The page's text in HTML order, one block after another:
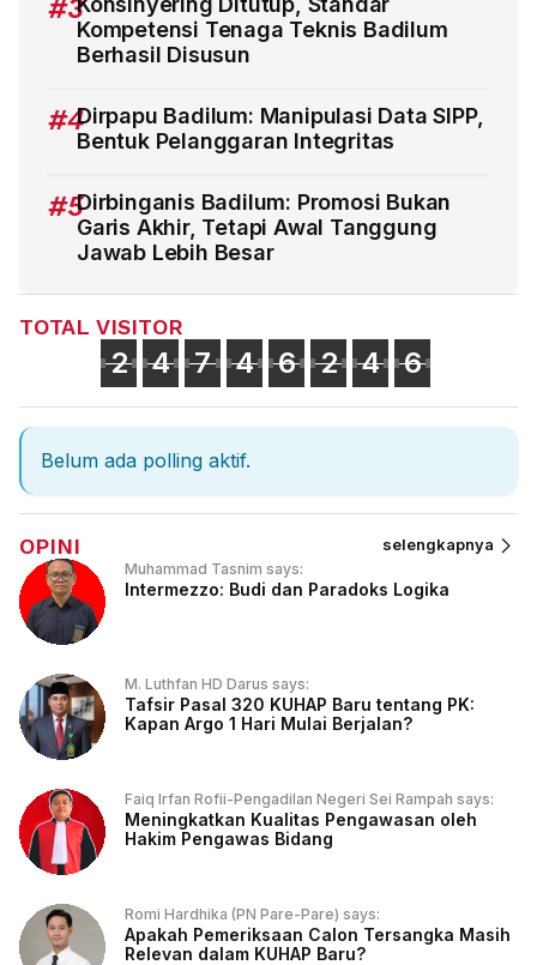
#3
Kompetensi Tenaga Teknis Badilum
Berhasil Disusun
#4Dirpapu Badilum: Manipulasi Data SIPP,
Bentuk Pelanggaran Integritas
#5Dirbinganis Badilum: Promosi Bukan
Garis Akhir, Tetapi Awal Tanggung
Jawab Lebih Besar
TOTAL VISITOR
2 4 7 4 6 2 4 6
Belum ada polling aktif.
OPINI selengkapnya
Muhammad Tasnim says:
Intermezzo: Budi dan Paradoks Logika
M. Luthfan HD Darus says:
Tafsir Pasal 320 KUHAP Baru tentang PK:
Kapan Argo 1 Hari Mulai Berjalan?
Faiq Irfan Rofii-Pengadilan Negeri Sei Rampah says:
Meningkatkan Kualitas Pengawasan oleh
Hakim Pengawas Bidang
Romi Hardhika (PN Pare-Pare) says:
Apakah Pemeriksaan Calon Tersangka Masih
Relevan dalam KUHAP Baru?